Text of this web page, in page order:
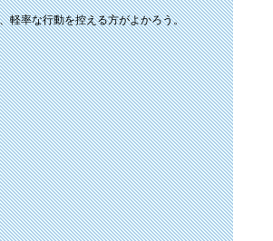
軽率な行動を控える方がよかろう。